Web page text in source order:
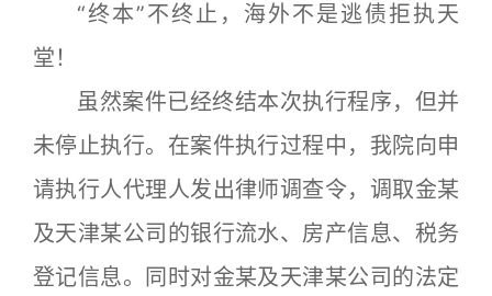
“终本”不终止，海外不是逃债拒执天
堂！
虽然案件已经终结本次执行程序，但并
未停止执行。在案件执行过程中，我院向申
请执行人代理人发出律师调查令，调取金某
及天津某公司的银行流水、房产信息、税务
登记信息。同时对金某及天津某公司的法定